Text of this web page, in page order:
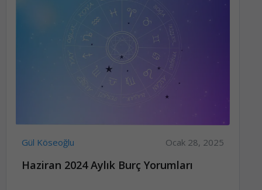
Gül Köseoğlu Ocak 28, 2025
Haziran 2024 Aylık Burç Yorumları